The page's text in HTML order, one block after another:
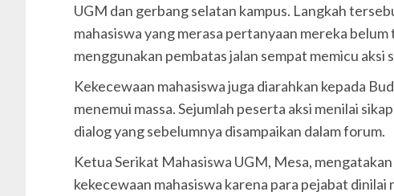
UGM dan gerbang selatan kampus. Langkah
mahasiswa yang merasa pertanyaan mereka
menggunakan pembatas jalan sempat memicu aksi
Kekecewaan mahasiswa juga diarahkan kepada
menemui massa. Sejumlah peserta aksi menilai
dialog yang sebelumnya disampaikan dalam forum.
Ketua Serikat Mahasiswa UGM, Mesa,
kekecewaan mahasiswa karena para pejabat